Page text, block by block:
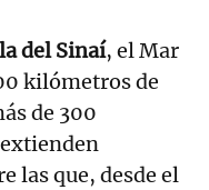
del Sinaí, el Mar
kilómetros de
de 300
las que, desde el